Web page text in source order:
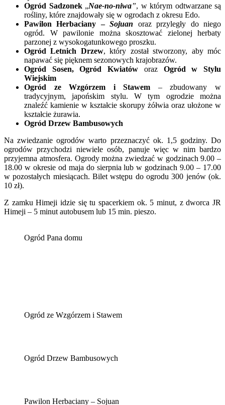
Ogród Sadzonek„Nae-no-niwa”, w którym odtwarzane są
rośliny, które znajdowały się w ogrodach z okresu Edo.
Pawilon Herbaciany –Sojuan oraz przyległy do niego
ogród. W pawilonie można skosztować zielonej herbaty
parzonej z wysokogatunkowego proszku.
Ogród Letnich Drzew, który został stworzony, aby móc
napawać się pięknem sezonowych krajobrazów.
Ogród Sosen, Ogród Kwiatów oraz Ogród w Stylu
Wiejskim
Ogród ze Wzgórzem i Stawem – zbudowany w
tradycyjnym, japońskim stylu. W tym ogrodzie można
znaleźć kamienie w kształcie skorupy żółwia oraz ułożone w
kształcie żurawia.
Ogród Drzew Bambusowych
Na zwiedzanie ogrodów warto przeznaczyć ok. 1,5 godziny. Do
ogrodów przychodzi niewiele osób, panuje więc w nim bardzo
przyjemna atmosfera. Ogrody można zwiedzać w godzinach 9.00 –
18.00 w okresie od maja do sierpnia lub w godzinach 9.00 – 17.00
w pozostałych miesiącach. Bilet wstępu do ogrodu 300 jenów (ok.
10 zł).
Z zamku Himeji idzie się tu spacerkiem ok. 5 minut, z dworca JR
Himeji – 5 minut autobusem lub 15 min. pieszo.
Ogród Pana domu
Ogród ze Wzgórzem i Stawem
Ogród Drzew Bambusowych
Pawilon Herbaciany – Sojuan